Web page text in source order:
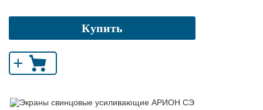
Купить
+